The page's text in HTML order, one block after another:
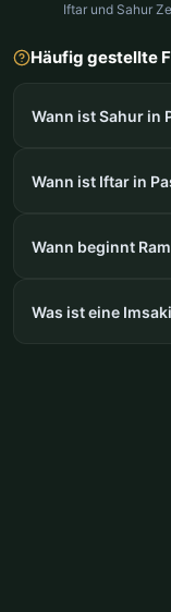
Iftar und Sahur
Häufig gestellte
Wann ist Sahur in
Wann ist Iftar in
Wann beginnt
Was ist eine